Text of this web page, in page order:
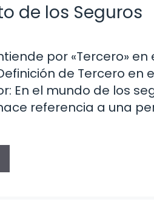
de los Seguros
por «Tercero»
de Tercero en
En el mundo de los
referencia a una